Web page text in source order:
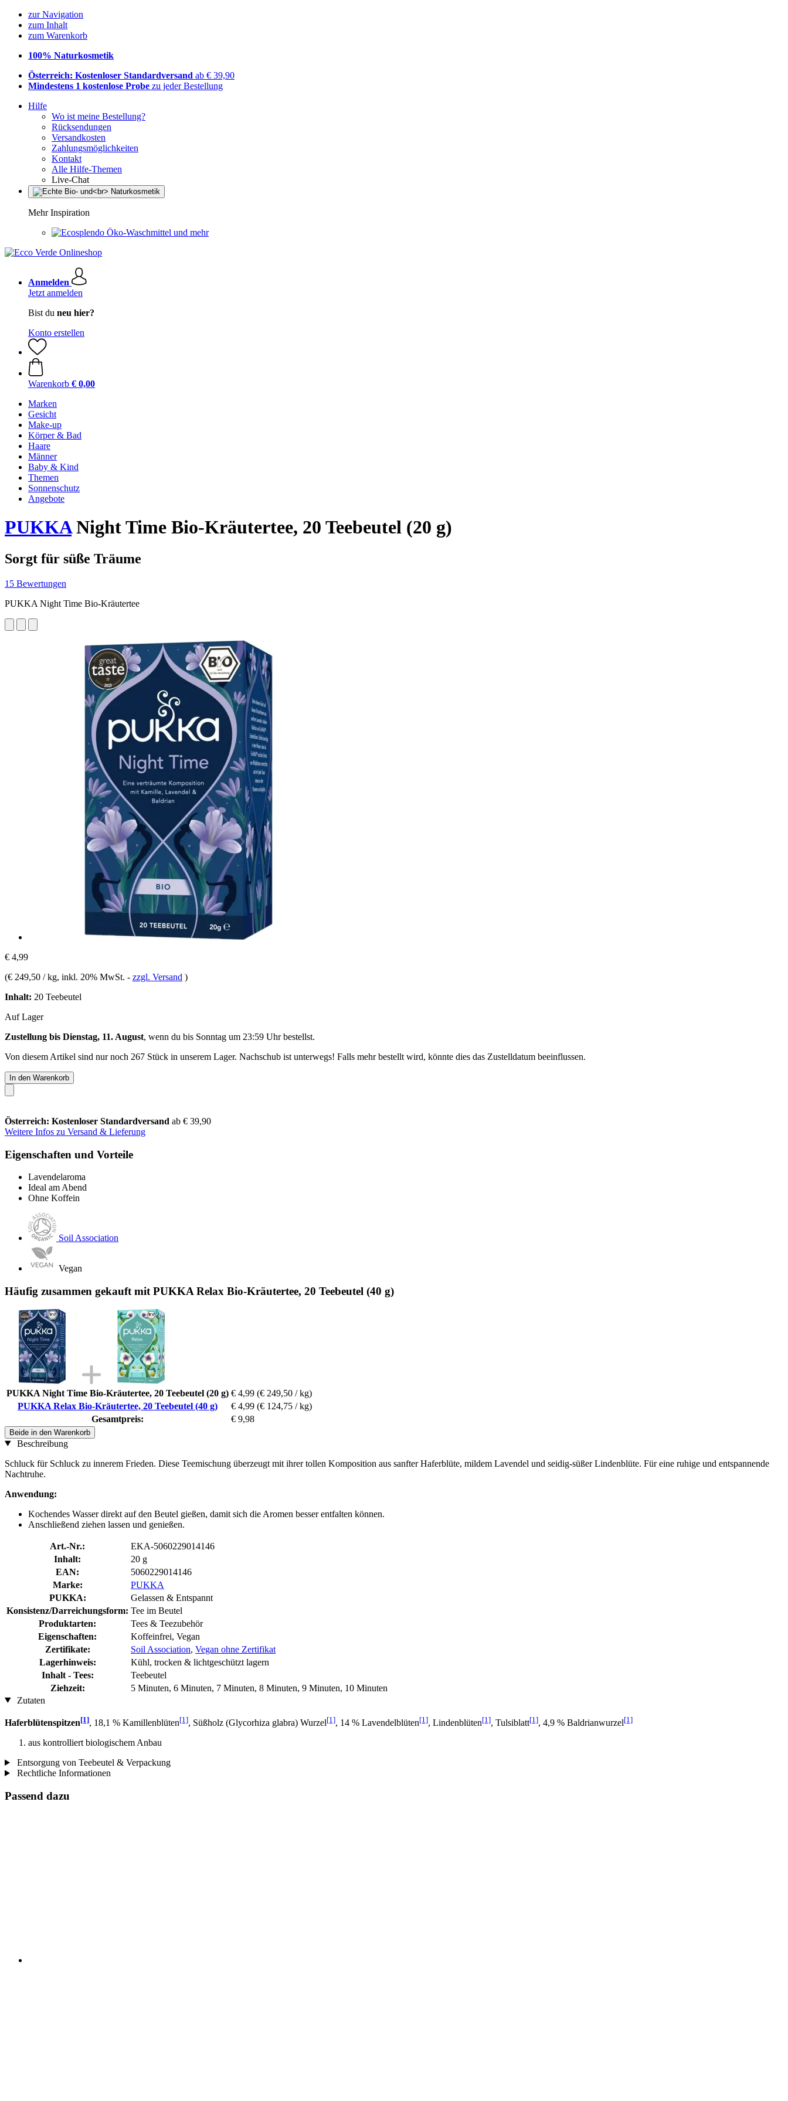
zur Navigation
zum Inhalt
zum Warenkorb
100% Naturkosmetik
Österreich: Kostenloser Standardversand ab € 39,90
Mindestens 1 kostenlose Probe zu jeder Bestellung
Hilfe
Wo ist meine Bestellung?
Rücksendungen
Versandkosten
Zahlungsmöglichkeiten
Kontakt
Alle Hilfe-Themen
Live-Chat
Mehr Inspiration
Öko-Waschmittel und mehr
Anmelden
Jetzt anmelden
Bist du neu hier?
Konto erstellen
Warenkorb € 0,00
Marken
Gesicht
Make-up
Körper & Bad
Haare
Männer
Baby & Kind
Themen
Sonnenschutz
Angebote
PUKKANight Time Bio-Kräutertee, 20 Teebeutel (20 g)
Sorgt für süße Träume
15 Bewertungen
PUKKA Night Time Bio-Kräutertee
€ 4,99
(€ 249,50 / kg, inkl. 20% MwSt. - zzgl. Versand )
Inhalt: 20 Teebeutel
Auf Lager
Zustellung bis Dienstag, 11. August, wenn du bis Sonntag um 23:59 Uhrbestellst.
Von diesem Artikel sind nur noch 267 Stück in unserem Lager. Nachschub ist unterwegs! Falls mehr bestellt wird, könnte dies das Zustelldatum beeinflussen.
In den Warenkorb
Österreich: Kostenloser Standardversand ab € 39,90
Weitere Infos zu Versand & Lieferung
Eigenschaften und Vorteile
Lavendelaroma
Ideal am Abend
Ohne Koffein
Soil Association
Vegan
Häufig zusammen gekauft mit PUKKA Relax Bio-Kräutertee, 20 Teebeutel (40 g)
PUKKA Night Time Bio-Kräutertee, 20 Teebeutel (20 g) € 4,99 (€ 249,50 / kg)
PUKKA Relax Bio-Kräutertee, 20 Teebeutel (40 g)
€ 4,99 (€ 124,75 / kg)
Gesamtpreis:
€ 9,98
Beide in den Warenkorb
Beschreibung
Schluck für Schluck zu innerem Frieden. Diese Teemischung überzeugt mit ihrer tollen Komposition aus sanfter Haferblüte, mildem Lavendel und seidig-süßer Lindenblüte. Für eine ruhige und entspannende
Nachtruhe.
Anwendung:
Kochendes Wasser direkt auf den Beutel gießen, damit sich die Aromen besser entfalten können.
Anschließend ziehen lassen und genießen.
Art.-Nr.:
EKA-5060229014146
Inhalt:
20 g
EAN:
5060229014146
Marke:
PUKKA
PUKKA:
Gelassen & Entspannt
Konsistenz/Darreichungsform: Tee im Beutel
Produktarten:
Tees & Teezubehör
Eigenschaften:
Koffeinfrei, Vegan
Zertifikate:
Soil Association, Vegan ohne Zertifikat
Lagerhinweis:
Kühl, trocken & lichtgeschützt lagern
Inhalt - Tees:
Teebeutel
Ziehzeit:
5 Minuten, 6 Minuten, 7 Minuten, 8 Minuten, 9 Minuten, 10 Minuten
Zutaten
Haferblütenspitzen[1], 18,1 % Kamillenblüten[1], Süßholz (Glycorhiza glabra) Wurzel[1], 14 % Lavendelblüten[1], Lindenblüten[1], Tulsiblatt[1], 4,9 % Baldrianwurzel[1]
aus kontrolliert biologischem Anbau
Entsorgung von Teebeutel & Verpackung
Rechtliche Informationen
Passend dazu